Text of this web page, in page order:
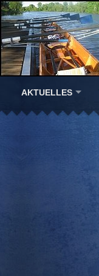
AKTUELLES